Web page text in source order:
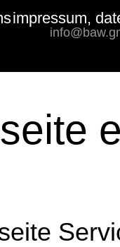
impressum,